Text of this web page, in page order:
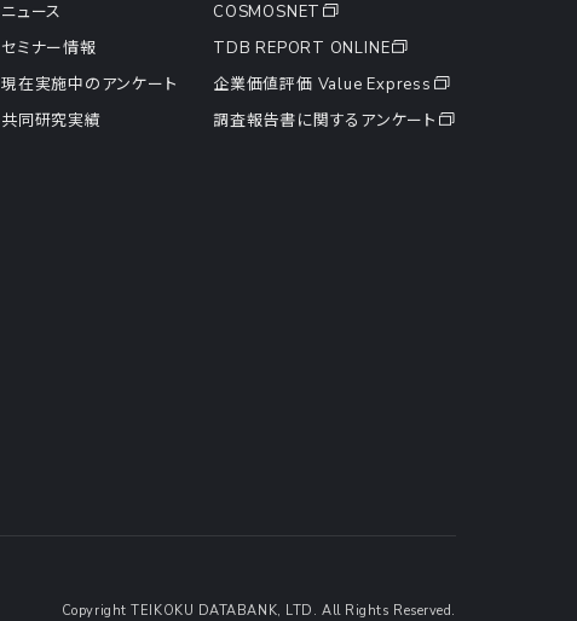
ニュース
セミナー情報
現在実施中のアンケート
共同研究実績
COSMOSNET
TDB REPORT ONLINE
企業価値評価 Value Express
調査報告書に関するアンケート
Copyright TEIKOKU DATABANK, LTD. All Rights Reserved.